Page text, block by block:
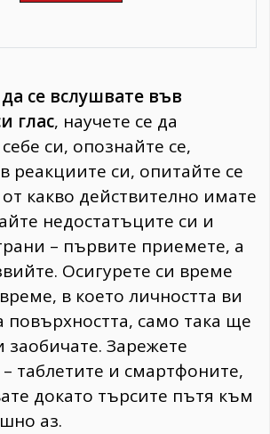
се вслушвате във
глас, научете се да
си, опознайте се,
реакциите си, опитайте се
какво действително имате
недостатъците си и
– първите приемете, а
Осигурете си време
в което личността ви
повърхността, само така ще
заобичате. Зарежете
– таблетите и смартфоните,
докато търсите пътя към
аз.